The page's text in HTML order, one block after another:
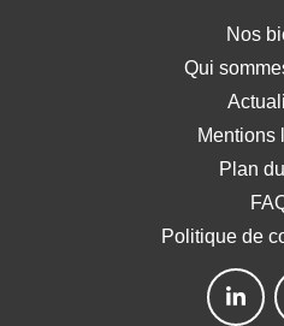
Nos
Qui
Mentions
Plan
Politique de